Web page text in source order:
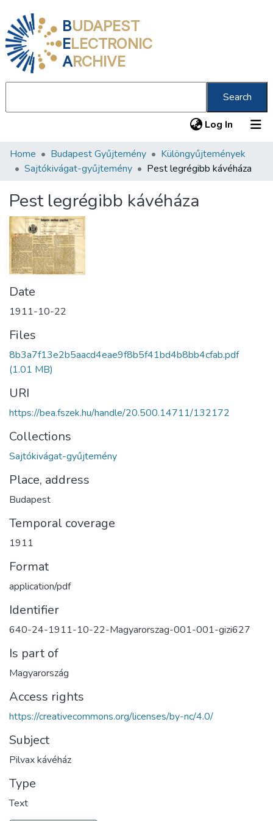
BUDAPEST
ELECTRONIC
ARCHIVE
Search
Log In (current)
Communities & Collections
Statistics
About us
Home Budapest Gyűjtemény
Különgyűjtemények
Sajtókivágat-gyűjtemény
Pest legrégibb kávéháza
Pest legrégibb kávéháza
Date
1911-10-22
Files
8b3a7f13e2b5aacd4eae9f8b5f41bd4b8bb4cfab.pdf
(1.01 MB)
URI
https://bea.fszek.hu/handle/20.500.14711/132172
Collections
Sajtókivágat-gyűjtemény
Place, address
Budapest
Temporal coverage
1911
Format
application/pdf
Identifier
640-24-1911-10-22-Magyarorszag-001-001-gizi627
Is part of
Magyarország
Access rights
https://creativecommons.org/licenses/by-nc/4.0/
Subject
Pilvax kávéház
Type
Text